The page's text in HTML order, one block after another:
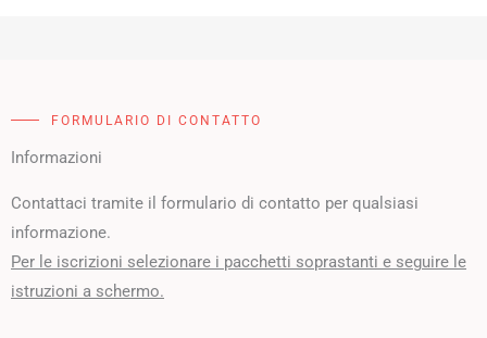
FORMULARIO DI CONTATTO
Informazioni
Contattaci tramite il formulario di contatto per qualsiasi
informazione.
Per le iscrizioni selezionare i pacchetti soprastanti e seguire le
istruzioni a schermo.